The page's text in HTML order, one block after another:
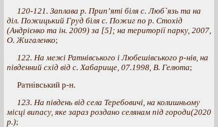
120-121. Заплава р. Прип’яті біля с. Люб`язь та на
діл. Пожицький Груд біля с. Пожиг по р. Стохід
(Андрієнко та ін. 2009) за [5]; на території парку, 2007,
О. Жигаленко;
122. На межі Ратнівського і Любешівського р-нів, на
південний схід від с. Хабарище, 07.1998, В. Гелюта;
Ратнівський р-н.
123. На південь від села Теребовичі, на колишньому
місці випасу, яке зараз роздано селянам під городи(2020
р.);